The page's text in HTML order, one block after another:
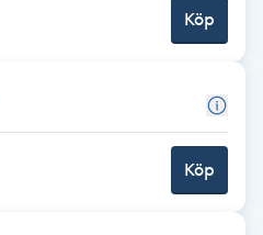
Köp
Köp